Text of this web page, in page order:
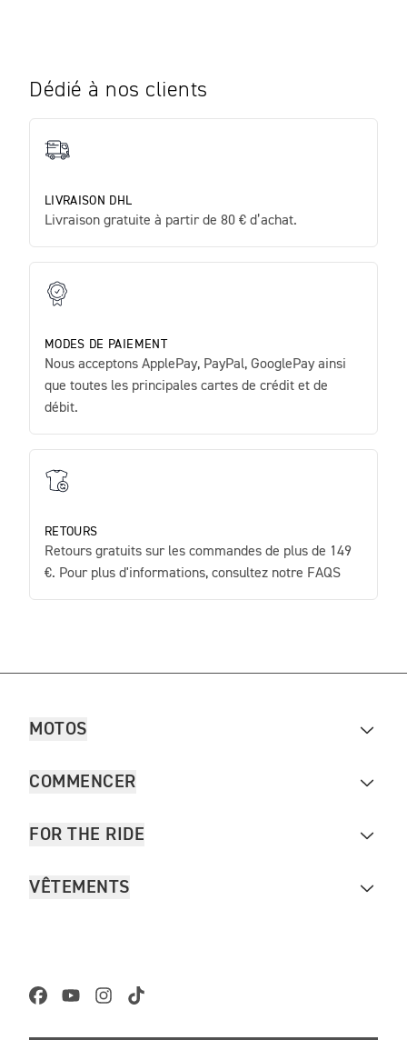
Dédié à nos clients
LIVRAISON DHL
Livraison gratuite à partir de 80 € d’achat.
MODES DE PAIEMENT
Nous acceptons ApplePay, PayPal, GooglePay ainsi
que toutes les principales cartes de crédit et de
débit.
RETOURS
Retours gratuits sur les commandes de plus de 149
€. Pour plus d'informations, consultez notre FAQS
MOTOS
COMMENCER
FOR THE RIDE
VÊTEMENTS